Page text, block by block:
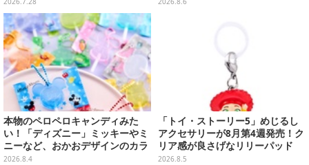
のか？」と興奮隠せず
本物のペロペロキャンディみた
い！「ディズニー」ミッキーやミ
ニーなど、おかおデザインのカラ
フルチャーム全10種が8月31日発
2026.8.4
「トイ・ストーリー5」めじるし
アクセサリーが8月第4週発売！ク
リア感が良さげなリリーパッド
や、ジェシーなど全5種ラインナ
2026.8.5